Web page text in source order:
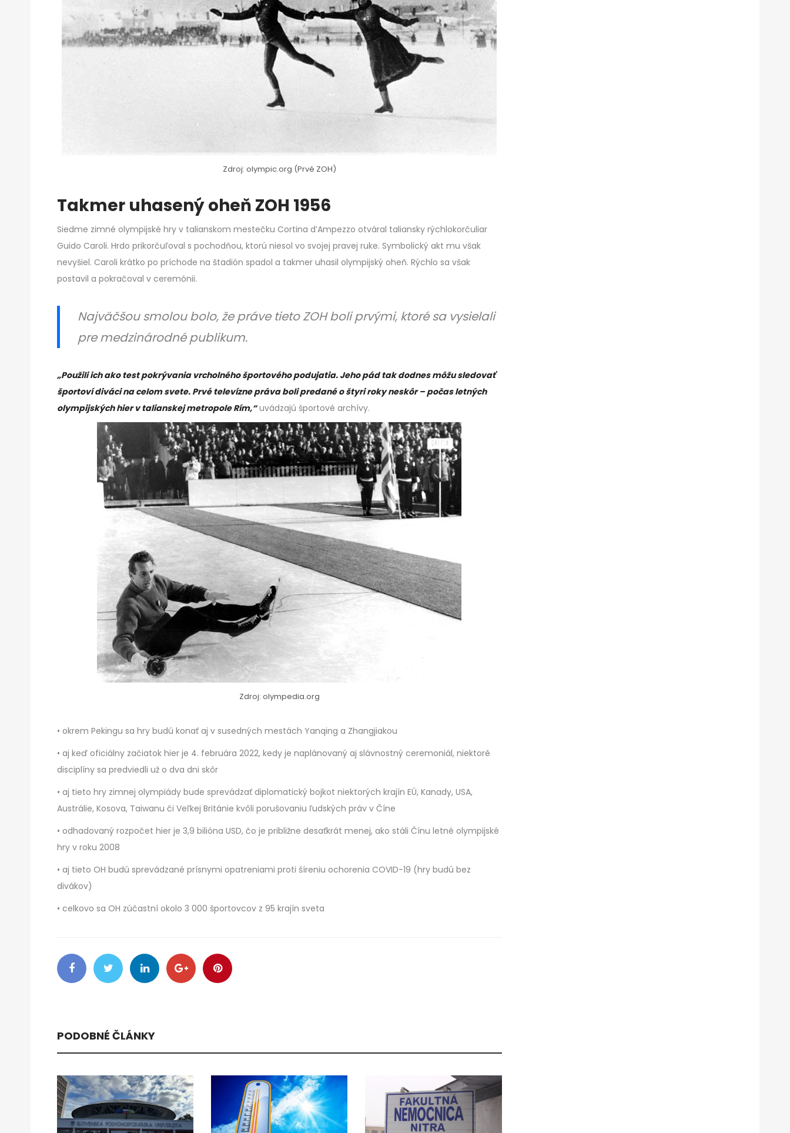
Zdroj: olympic.org (Prvé ZOH)
Takmer uhasený oheň ZOH 1956
Siedme zimné olympijské hry v talianskom mestečku Cortina d’Ampezzo otváral taliansky rýchlokorčuliar
Guido Caroli. Hrdo prikorčuľoval s pochodňou, ktorú niesol vo svojej pravej ruke. Symbolický akt mu však
nevyšiel. Caroli krátko po príchode na štadión spadol a takmer uhasil olympijský oheň. Rýchlo sa však
postavil a pokračoval v ceremónii.
Najväčšou smolou bolo, že práve tieto ZOH boli prvými, ktoré sa vysielali
pre medzinárodné publikum.
„Použili ich ako test pokrývania vrcholného športového podujatia. Jeho pád tak dodnes môžu sledovať
športoví diváci na celom svete. Prvé televízne práva boli predané o štyri roky neskôr – počas letných
olympijských hier v talianskej metropole Rím,“uvádzajú športové archívy.
Zdroj: olympedia.org
• okrem Pekingu sa hry budú konať aj v susedných mestách Yanqing a Zhangjiakou
• aj keď oficiálny začiatok hier je 4. februára 2022, kedy je naplánovaný aj slávnostný ceremoniál, niektoré
disciplíny sa predviedli už o dva dni skôr
• aj tieto hry zimnej olympiády bude sprevádzať diplomatický bojkot niektorých krajín EÚ, Kanady, USA,
Austrálie, Kosova, Taiwanu či Veľkej Británie kvôli porušovaniu ľudských práv v Číne
• odhadovaný rozpočet hier je 3,9 bilióna USD, čo je približne desaťkrát menej, ako stáli Čínu letné olympijské
hry v roku 2008
• aj tieto OH budú sprevádzané prísnymi opatreniami proti šíreniu ochorenia COVID-19 (hry budú bez
divákov)
• celkovo sa OH zúčastní okolo 3 000 športovcov z 95 krajín sveta
PODOBNÉ ČLÁNKY